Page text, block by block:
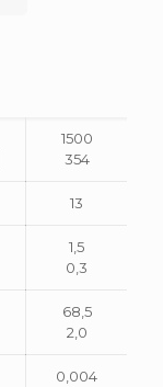
1500
354
13
1,5
0,3
68,5
2,0
0,004